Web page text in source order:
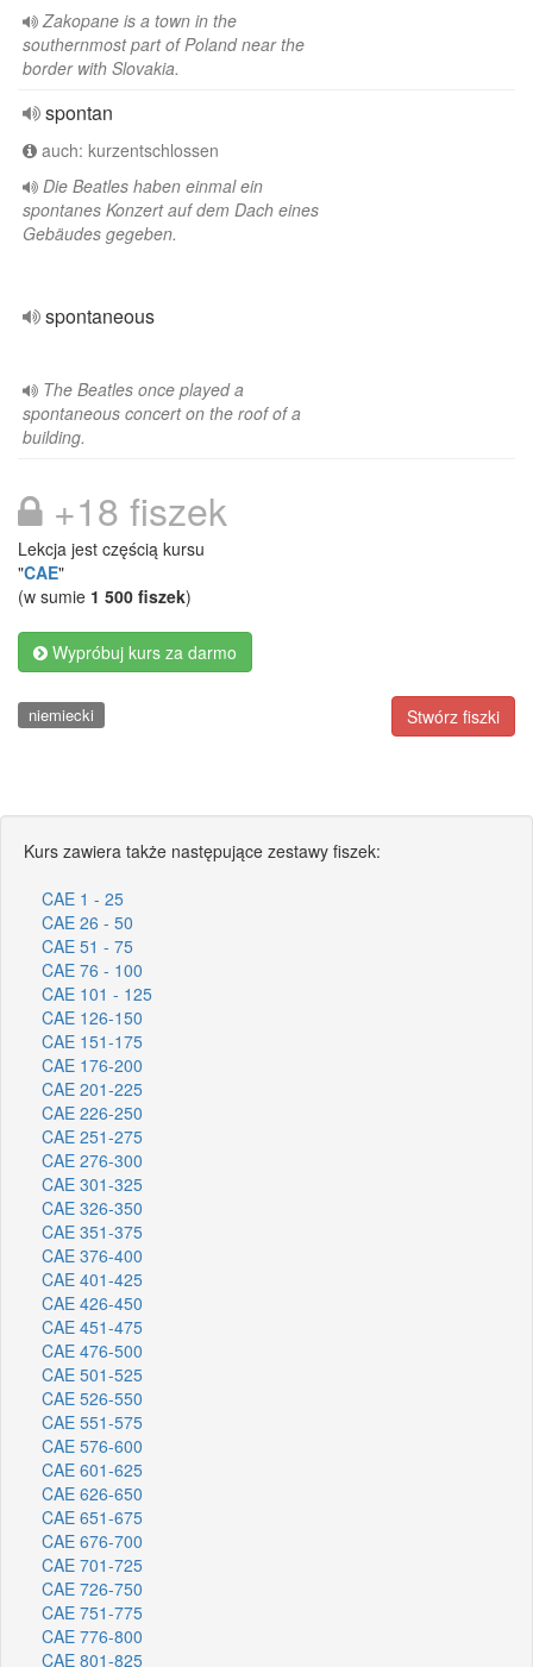
Zakopane is a town in the
southernmost part of Poland near the
border with Slovakia.
spontan
auch: kurzentschlossen
Die Beatles haben einmal ein
spontanes Konzert auf dem Dach eines
Gebäudes gegeben.
spontaneous
The Beatles once played a
spontaneous concert on the roof of a
building.
+18 fiszek
Lekcja jest częścią kursu
"CAE"
(w sumie 1 500 fiszek)
Wypróbuj kurs za darmo
Stwórz fiszki
niemiecki
Kurs zawiera także następujące zestawy fiszek:
CAE 1 - 25
CAE 26 - 50
CAE 51 - 75
CAE 76 - 100
CAE 101 - 125
CAE 126-150
CAE 151-175
CAE 176-200
CAE 201-225
CAE 226-250
CAE 251-275
CAE 276-300
CAE 301-325
CAE 326-350
CAE 351-375
CAE 376-400
CAE 401-425
CAE 426-450
CAE 451-475
CAE 476-500
CAE 501-525
CAE 526-550
CAE 551-575
CAE 576-600
CAE 601-625
CAE 626-650
CAE 651-675
CAE 676-700
CAE 701-725
CAE 726-750
CAE 751-775
CAE 776-800
CAE 801-825